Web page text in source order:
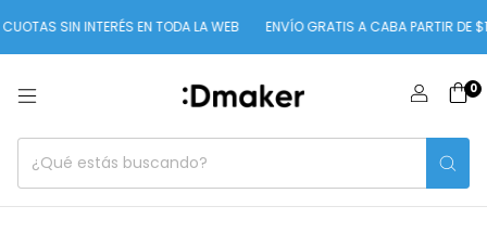
SIN INTERÉS EN TODA LA WEB ENVÍO GRATIS A CABA PARTIR DE
0